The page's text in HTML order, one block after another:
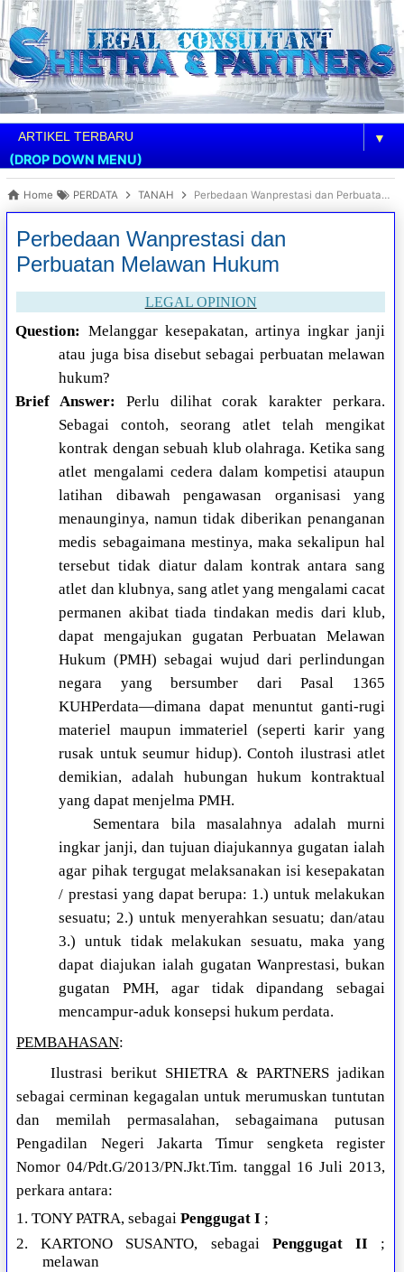
▼
(DROP DOWN MENU)
Home PERDATA TANAH Perbedaan Wanprestasi dan Perbuatan Melawan Hukum
Perbedaan Wanprestasi dan
Perbuatan Melawan Hukum
LEGAL OPINION
Question: Melanggar kesepakatan, artinya ingkar janji
atau juga bisa disebut sebagai perbuatan melawan
hukum?
Brief Answer: Perlu dilihat corak karakter perkara.
Sebagai contoh, seorang atlet telah mengikat
kontrak dengan sebuah klub olahraga. Ketika sang
atlet mengalami cedera dalam kompetisi ataupun
latihan dibawah pengawasan organisasi yang
menaunginya, namun tidak diberikan penanganan
medis sebagaimana mestinya, maka sekalipun hal
tersebut tidak diatur dalam kontrak antara sang
atlet dan klubnya, sang atlet yang mengalami cacat
permanen akibat tiada tindakan medis dari klub,
dapat mengajukan gugatan Perbuatan Melawan
Hukum (PMH) sebagai wujud dari perlindungan
negara yang bersumber dari Pasal 1365
KUHPerdata—dimana dapat menuntut ganti-rugi
materiel maupun immateriel (seperti karir yang
rusak untuk seumur hidup). Contoh ilustrasi atlet
demikian, adalah hubungan hukum kontraktual
yang dapat menjelma PMH.
Sementara bila masalahnya adalah murni
ingkar janji, dan tujuan diajukannya gugatan ialah
agar pihak tergugat melaksanakan isi kesepakatan
/ prestasi yang dapat berupa: 1.) untuk melakukan
sesuatu; 2.) untuk menyerahkan sesuatu; dan/atau
3.) untuk tidak melakukan sesuatu, maka yang
dapat diajukan ialah gugatan Wanprestasi, bukan
gugatan PMH, agar tidak dipandang sebagai
mencampur-aduk konsepsi hukum perdata.
PEMBAHASAN:
Ilustrasi berikut SHIETRA & PARTNERS jadikan
sebagai cerminan kegagalan untuk merumuskan tuntutan
dan memilah permasalahan, sebagaimana putusan
Pengadilan Negeri Jakarta Timur sengketa register
Nomor 04/Pdt.G/2013/PN.Jkt.Tim. tanggal 16 Juli 2013,
perkara antara:
1. TONY PATRA, sebagaiPenggugat I ;
2. KARTONO SUSANTO, sebagai Penggugat II ;
melawan